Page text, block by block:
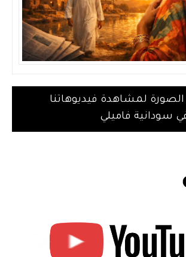
لمشاهدة فيديوهاتنا
سودانية فاميلي